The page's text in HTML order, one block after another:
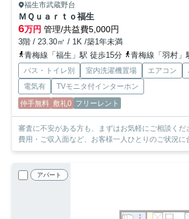
福生市武蔵野台
ＭＱｕａｒｔｏ福生
6万円 管理/共益費5,000円
3階 / 23.30㎡ / 1K /築1年未満
青梅線「福生」駅 徒歩15分
青梅線「羽村」
バス・トイレ別 室内洗濯機置場 エアコン
電気有
TVモニタ付インターホン
仲手無料 敷礼0 フリーレント
審査に不安がある方も、まずはお気軽にご相談ください！ 保証
費用・ご収入面など、お客様一人ひとりのご状況に
アパート